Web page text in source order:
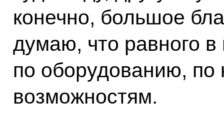
конечно, большое
думаю, что равного в
по оборудованию, по
возможностям.